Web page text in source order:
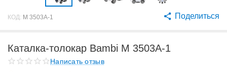
КОД: M 3503A-1 Поделиться
Каталка-толокар Bambi M 3503A-1
Написать отзыв